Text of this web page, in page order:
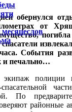
обернулся
от
События
и печально…
экипаж полиции
спасательной
По
районные